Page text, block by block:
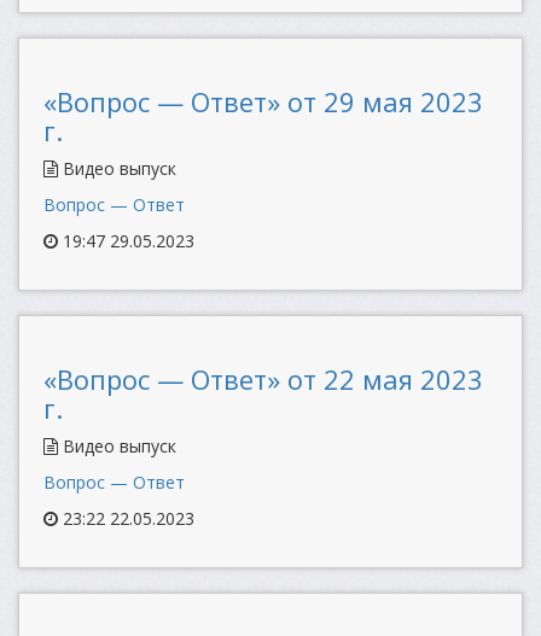
«Вопрос — Ответ» от 29 мая 2023
г.
Видео выпуск
Вопрос — Ответ
19:47 29.05.2023
«Вопрос — Ответ» от 22 мая 2023
г.
Видео выпуск
Вопрос — Ответ
23:22 22.05.2023